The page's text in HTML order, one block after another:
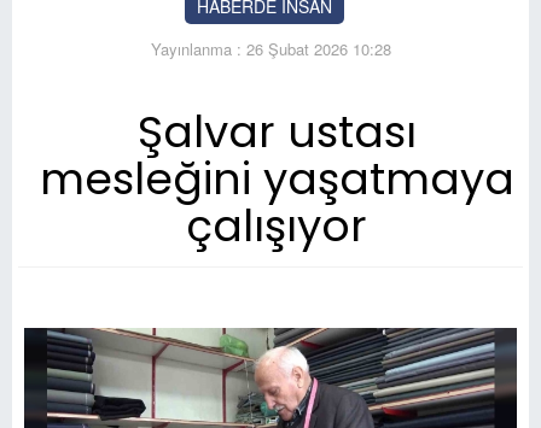
HABERDE İNSAN
Yayınlanma : 26 Şubat 2026 10:28
Şalvar ustası
mesleğini yaşatmaya
çalışıyor